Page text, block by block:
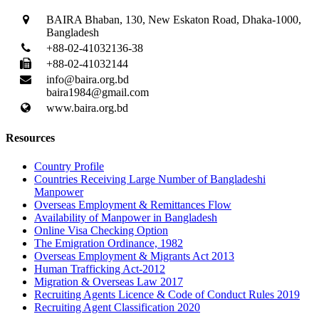
BAIRA Bhaban, 130, New Eskaton Road, Dhaka-1000,
Bangladesh
+88-02-41032136-38
+88-02-41032144
info@baira.org.bd
baira1984@gmail.com
www.baira.org.bd
Resources
Country Profile
Countries Receiving Large Number of Bangladeshi
Manpower
Overseas Employment & Remittances Flow
Availability of Manpower in Bangladesh
Online Visa Checking Option
The Emigration Ordinance, 1982
Overseas Employment & Migrants Act 2013
Human Trafficking Act-2012
Migration & Overseas Law 2017
Recruiting Agents Licence & Code of Conduct Rules 2019
Recruiting Agent Classification 2020